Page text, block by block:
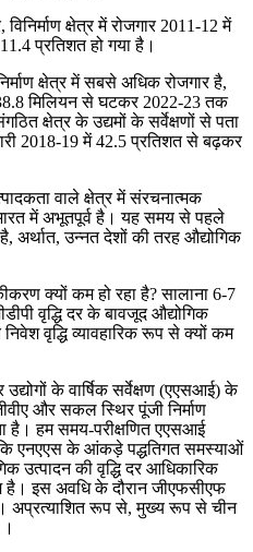
क्षेत्र में रोजगार 2011-12 में
प्रतिशत हो गया है।
क्षेत्र में सबसे अधिक रोजगार है,
मिलियन से घटकर 2022-23 तक
क्षेत्र के उद्यमों के सर्वेक्षणों से पता
2018-19 में 42.5 प्रतिशत से बढ़कर
वाले क्षेत्र में संरचनात्मक
भारत में अभूतपूर्व है। यह समय से पहले
अर्थात, उन्नत देशों की तरह औद्योगिक
क्यों कम हो रहा है? सालाना 6-7
वृद्धि दर के बावजूद औद्योगिक
निवेश वृद्धि व्यावहारिक रूप से क्यों कम
के वार्षिक सर्वेक्षण (एएसआई) के
और सकल स्थिर पूंजी निर्माण
है। हम समय-परीक्षणित एएसआई
एनएएस के आंकड़े पद्धतिगत समस्याओं
उत्पादन की वृद्धि दर आधिकारिक
इस अवधि के दौरान जीएफसीएफ
अप्रत्याशित रूप से, मुख्य रूप से चीन